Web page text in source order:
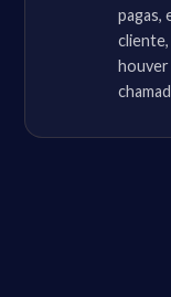
pagas,
houver